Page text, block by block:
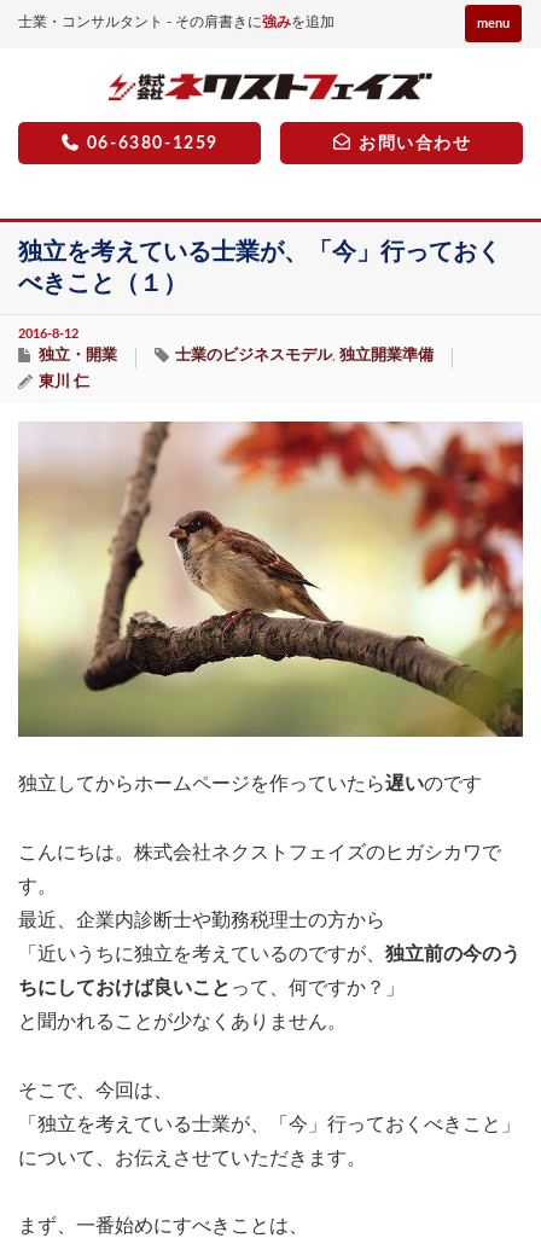
士業・コンサルタント - その肩書きに強みを追加 menu
06-6380-1259 お問い合わせ
独立を考えている士業が、「今」行っておく
べきこと（１）
2016-8-12
独立・開業 士業のビジネスモデル, 独立開業準備
東川 仁
独立してからホームページを作っていたら遅いのです
こんにちは。株式会社ネクストフェイズのヒガシカワで
す。
最近、企業内診断士や勤務税理士の方から
「近いうちに独立を考えているのですが、 独立前の今のう
ちにしておけば良いこと って、何ですか？」
と聞かれることが少なくありません。
そこで、今回は、
「独立を考えている士業が、「今」行っておくべきこと」
について、お伝えさせていただきます。
まず、一番始めにすべきことは、